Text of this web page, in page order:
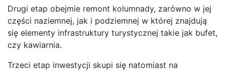
Drugi etap obejmie remont kolumnady, zarówno w jej
części naziemnej, jak i podziemnej w której znajdują
się elementy infrastruktury turystycznej takie jak bufet,
czy kawiarnia.
Trzeci etap inwestycji skupi się natomiast na